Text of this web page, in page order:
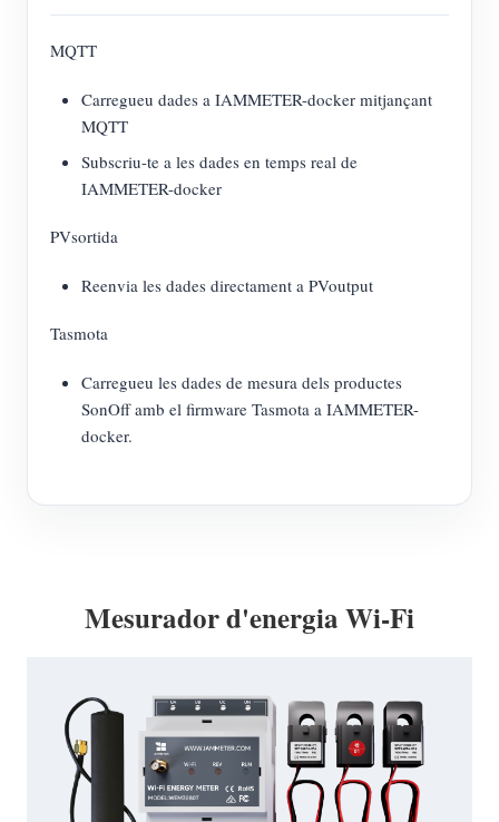
MQTT
Carregueu dades a IAMMETER-docker mitjançant
MQTT
Subscriu-te a les dades en temps real de
IAMMETER-docker
PVsortida
Reenvia les dades directament a PVoutput
Tasmota
Carregueu les dades de mesura dels productes
SonOff amb el firmware Tasmota a IAMMETER-
docker.
Mesurador d'energia Wi-Fi